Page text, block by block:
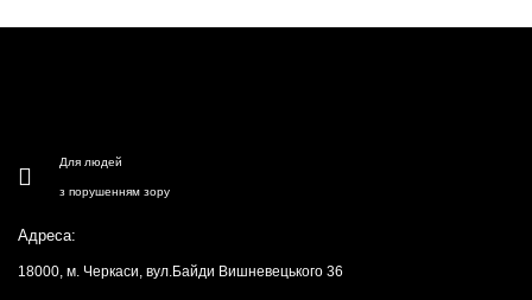
Для людей
з порушенням зору
Адреса:
18000, м. Черкаси, вул.Байди Вишневецького 36